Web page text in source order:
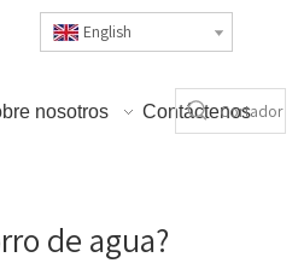
English
nosotros Contáctenos
de agua?